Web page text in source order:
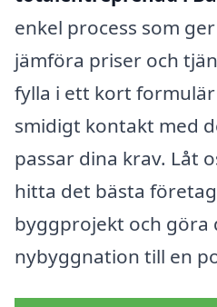
enkel process som
jämföra priser och
fylla i ett kort
smidigt kontakt med
passar dina krav. Låt
hitta det bästa
byggprojekt och göra
nybyggnation till en